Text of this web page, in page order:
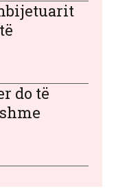
do të